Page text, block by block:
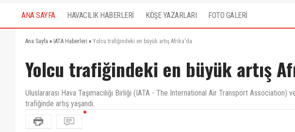
ANA SAYFA HAVACILIK HABERLERİ KÖŞE YAZARLARI FOTO GALERİ
Ana Sayfa » IATA Haberleri » Yolcu trafiğindeki en büyük artış Afrika'da
Yolcu trafiğindeki en büyük artış
Uluslararası Hava Taşımacılığı Birliği (IATA - The International Air Transport Association)
trafiğinde artış yaşandı.